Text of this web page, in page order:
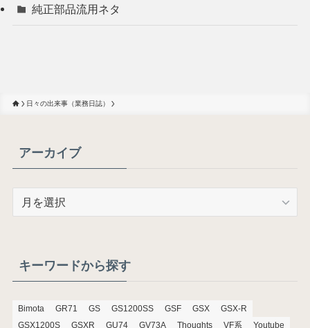
純正部品流用ネタ
日々の出来事（業務日誌）
アーカイブ
ブキーワードから探す
Bimota GR71 GS GS1200SS GSF GSX
GSX-R
GSX1200S
GSXR GU74 GV73A Thoughts VF系 Youtube